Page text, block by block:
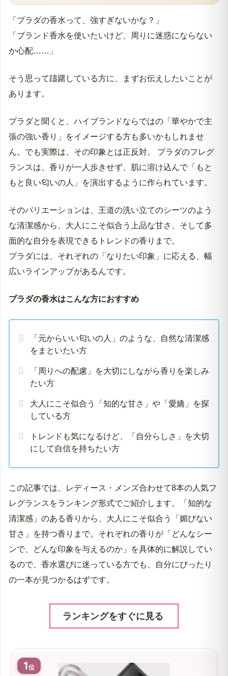
「プラダの香水って、強すぎないかな？」
「ブランド香水を使いたいけど、周りに迷惑にならない
か心配……」
そう思って躊躇している方に、まずお伝えしたいことが
あります。
プラダと聞くと、ハイブランドならではの「華やかで主
張の強い香り」をイメージする方も多いかもしれませ
ん。でも実際は、その印象とは正反対。 プラダのフレグ
ランスは、香りが一人歩きせず、肌に溶け込んで「もと
もと良い匂いの人」を演出するように作られています。
そのバリエーションは、王道の洗い立てのシーツのよう
な清潔感から、大人にこそ似合う上品な甘さ、そして多
面的な自分を表現できるトレンドの香りまで。
プラダには、それぞれの「なりたい印象」に応える、幅
広いラインアップがあるんです。
プラダの香水はこんな方におすすめ
「元からいい匂いの人」のような、自然な清潔感
をまといたい方
「周りへの配慮」を大切にしながら香りを楽しみ
たい方
大人にこそ似合う「知的な甘さ」や「愛嬌」を探
している方
トレンドも気になるけど、「自分らしさ」を大切
にして自信を持ちたい方
この記事では、レディース・メンズ合わせて8本の人気フ
レグランスをランキング形式でご紹介します。「知的な
清潔感」のある香りから、大人にこそ似合う「媚びない
甘さ」を持つ香りまで。それぞれの香りが「どんなシー
ンで、どんな印象を与えるのか」を具体的に解説してい
るので、香水選びに迷っている方でも、自分にぴったり
の一本が見つかるはずです。
ランキングをすぐに見る
1位